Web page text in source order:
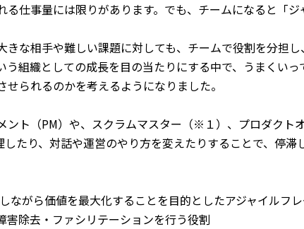
仕事量には限りがあります。でも、チームになると「
な相手や難しい課題に対しても、チームで役割を分担
組織としての成長を目の当たりにする中で、うまくい
られるのかを考えるようになりました。
ント（PM）や、スクラムマスター（※１）、プロダクト
たり、対話や運営のやり方を変えたりすることで、停滞
がら価値を最大化することを目的としたアジャイルフ
除去・ファシリテーションを行う役割